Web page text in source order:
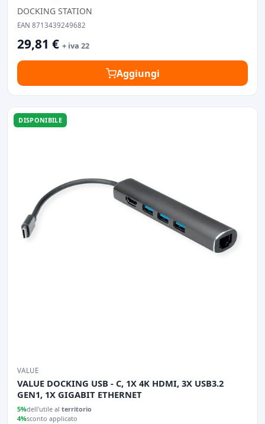
DOCKING STATION
EAN 8713439249682
29,81 € + iva 22
Aggiungi
DISPONIBILE
VALUE
VALUE DOCKING USB - C, 1X 4K HDMI, 3X USB3.2
GEN1, 1X GIGABIT ETHERNET
5%dell'utile al territorio
4%sconto applicato